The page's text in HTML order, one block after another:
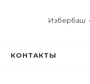
Избербаш
КОНТАКТЫ